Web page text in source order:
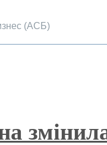
(АСБ)